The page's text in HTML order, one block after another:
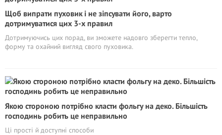
Щоб випрати пуховик і не зіпсувати його, варто
дотримуватися цих 3-х правил
Дотримуючись цих порад, ви зможете надовго зберегти тепло,
форму та охайний вигляд свого пуховика.
Якою стороною потрібно класти фольгу на деко. Більшість
господинь робить це неправильно
Ці прості й доступні способи